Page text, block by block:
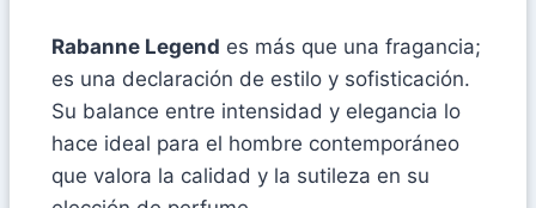
Rabanne Legend es más que una fragancia;
es una declaración de estilo y sofisticación.
Su balance entre intensidad y elegancia lo
hace ideal para el hombre contemporáneo
que valora la calidad y la sutileza en su